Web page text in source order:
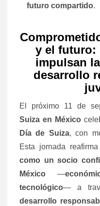
futuro compartido.
y el futuro:
impulsan
desarrollo
El próximo 11 de
Suiza en México
Día de Suiza, con
Esta jornada reafirma
como un socio
México —
tecnológico— a
desarrollo